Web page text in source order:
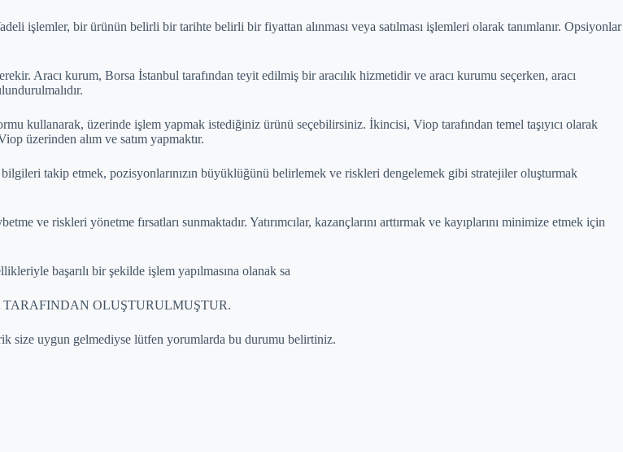
işlemler, bir ürünün belirli bir tarihte belirli bir fiyattan alınması veya satılması işlemleri olarak tanımlanır. Opsiyonlar
Aracı kurum, Borsa İstanbul tarafından teyit edilmiş bir aracılık hizmetidir ve aracı kurumu seçerken, aracı
kullanarak, üzerinde işlem yapmak istediğiniz ürünü seçebilirsiniz. İkincisi, Viop tarafından temel taşıyıcı olarak
üzerinden alım ve satım yapmaktır.
takip etmek, pozisyonlarınızın büyüklüğünü belirlemek ve riskleri dengelemek gibi stratejiler oluşturmak
ve riskleri yönetme fırsatları sunmaktadır. Yatırımcılar, kazançlarını arttırmak ve kayıplarını minimize etmek için
başarılı bir şekilde işlem yapılmasına olanak sa
OLUŞTURULMUŞTUR.
size uygun gelmediyse lütfen yorumlarda bu durumu belirtiniz.